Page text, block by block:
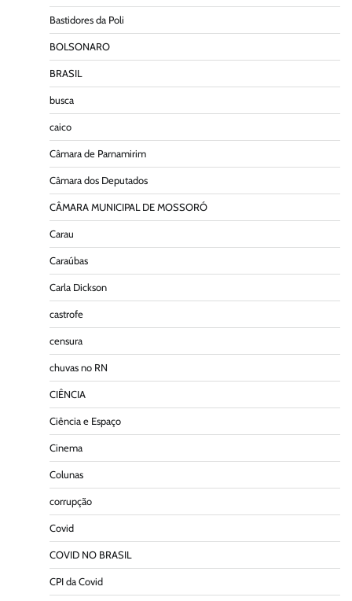
Bastidores da Poli
BOLSONARO
BRASIL
busca
caico
Câmara de Parnamirim
Câmara dos Deputados
CÂMARA MUNICIPAL DE MOSSORÓ
Carau
Caraúbas
Carla Dickson
castrofe
censura
chuvas no RN
CIÊNCIA
Ciência e Espaço
Cinema
Colunas
corrupção
Covid
COVID NO BRASIL
CPI da Covid